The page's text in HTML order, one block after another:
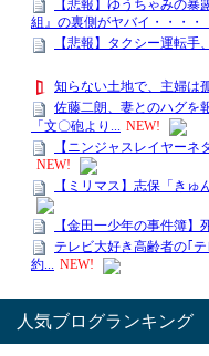
人気ブログランキング